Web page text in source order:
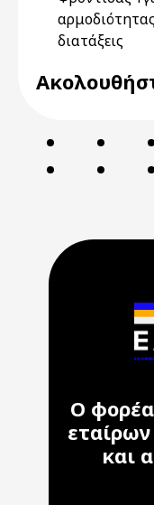
διατάξεις
Ο
και